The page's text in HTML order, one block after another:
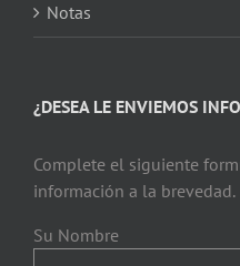
Notas
¿DESEA LE ENVIEMOS
Complete el siguiente
información a la brevedad.
Su Nombre